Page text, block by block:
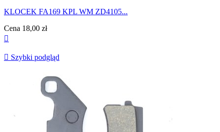
KLOCEK FA169 KPL WM ZD4105...
Cena 18,00 zł

 Szybki podgląd